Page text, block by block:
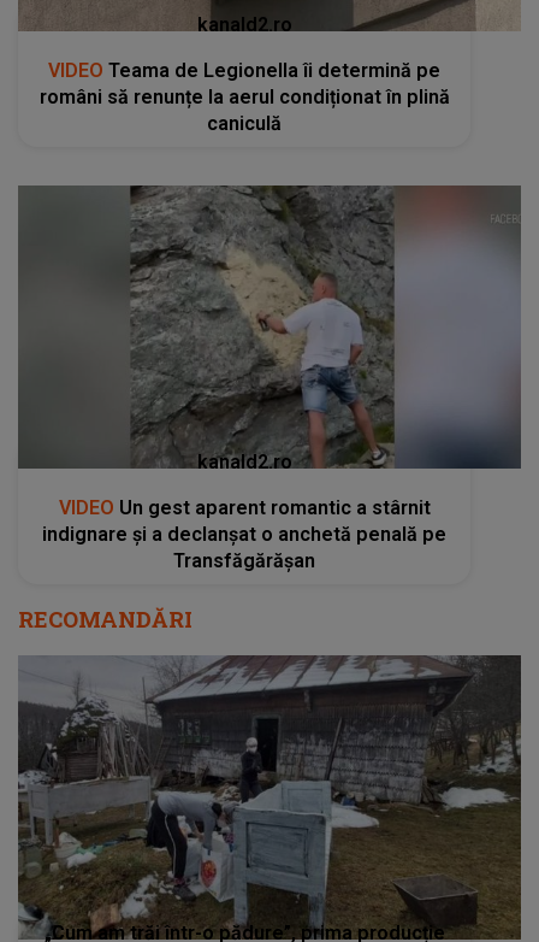
kanald2.ro
VIDEO Teama de Legionella îi determină pe
români să renunțe la aerul condiționat în plină
caniculă
kanald2.ro
VIDEO Un gest aparent romantic a stârnit
indignare și a declanșat o anchetă penală pe
Transfăgărășan
RECOMANDĂRI
„Cum am trăi într-o pădure”, prima producție